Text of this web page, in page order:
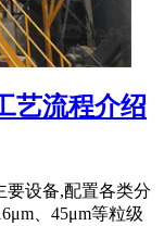
艺流程介绍
要设备,配置各类分
、45μm等粒级